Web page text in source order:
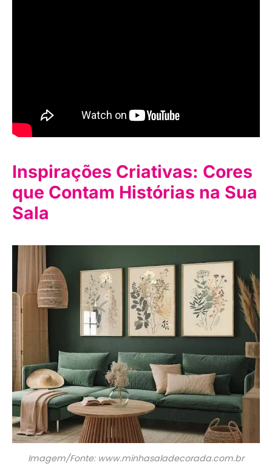
Inspirações Criativas: Cores
que Contam Histórias na Sua
Sala
Imagem/Fonte: www.minhasaladecorada.com.br